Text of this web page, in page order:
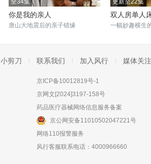
全34集
你是我的亲人
唐山大地震后的亲子错缘
更新至22集
双人房单人
一幅妙趣横生
小剪刀 联系我们 加入风行 媒体关注
京ICP备10012819号-1
京网文[2024]3197-158号
药品医疗器械网络信息服务备案
京公网安备11010502047221号
网络110报警服务
风行客服联系电话：4000966660